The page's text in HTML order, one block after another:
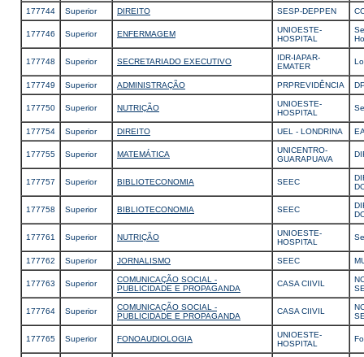
177744 Superior DIREITO SESP-DEPPEN
177746 Superior ENFERMAGEM
UNIOESTE-
HOSPITAL
177748 Superior SECRETARIADO EXECUTIVO
IDR-IAPAR-
EMATER
177749 Superior ADMINISTRAÇÃO PRPREVIDÊNCIA
177750 Superior NUTRIÇÃO
UNIOESTE-
HOSPITAL
177754 Superior DIREITO UEL - LONDRINA
177755 Superior MATEMÁTICA
UNICENTRO-
GUARAPUAVA
177757 Superior BIBLIOTECONOMIA SEEC
177758 Superior BIBLIOTECONOMIA SEEC
177761 Superior NUTRIÇÃO
UNIOESTE-
HOSPITAL
177762 Superior JORNALISMO SEEC
177763 Superior
COMUNICAÇÃO SOCIAL -
PUBLICIDADE E PROPAGANDA
CASA CIIVIL
177764 Superior
COMUNICAÇÃO SOCIAL -
PUBLICIDADE E PROPAGANDA
CASA CIIVIL
177765 Superior FONOAUDIOLOGIA
UNIOESTE-
HOSPITAL